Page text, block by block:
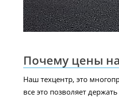
Почему цены
Наш техцентр, это
все это позволяет